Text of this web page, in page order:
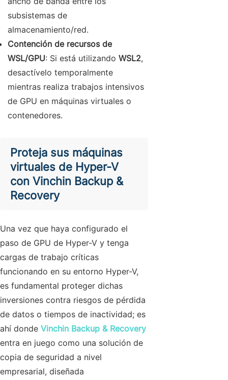
subsistemas de
almacenamiento/red.
Contención de recursos de
WSL/GPU: Si está utilizando WSL2,
desactívelo temporalmente
mientras realiza trabajos intensivos
de GPU en máquinas virtuales o
contenedores.
Proteja sus máquinas
virtuales de Hyper-V
con Vinchin Backup &
Recovery
Una vez que haya configurado el
paso de GPU de Hyper-V y tenga
cargas de trabajo críticas
funcionando en su entorno Hyper-V,
es fundamental proteger dichas
inversiones contra riesgos de pérdida
de datos o tiempos de inactividad; es
ahí donde Vinchin Backup & Recovery
entra en juego como una solución de
copia de seguridad a nivel
empresarial, diseñada